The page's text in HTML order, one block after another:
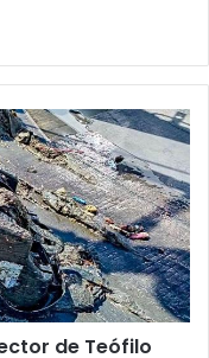
de Teófilo